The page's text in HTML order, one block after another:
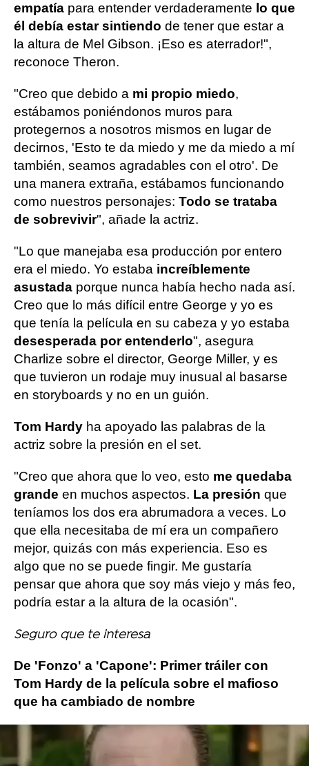
empatía para entender verdaderamente lo que
él debía estar sintiendo de tener que estar a
la altura de Mel Gibson. ¡Eso es aterrador!",
reconoce Theron.
"Creo que debido a mi propio miedo,
estábamos poniéndonos muros para
protegernos a nosotros mismos en lugar de
decirnos, 'Esto te da miedo y me da miedo a mí
también, seamos agradables con el otro'. De
una manera extraña, estábamos funcionando
como nuestros personajes: Todo se trataba
de sobrevivir", añade la actriz.
"Lo que manejaba esa producción por entero
era el miedo. Yo estaba increíblemente
asustada porque nunca había hecho nada así.
Creo que lo más difícil entre George y yo es
que tenía la película en su cabeza y yo estaba
desesperada por entenderlo", asegura
Charlize sobre el director, George Miller, y es
que tuvieron un rodaje muy inusual al basarse
en storyboards y no en un guión.
Tom Hardy ha apoyado las palabras de la
actriz sobre la presión en el set.
"Creo que ahora que lo veo, esto me quedaba
grande en muchos aspectos. La presión que
teníamos los dos era abrumadora a veces. Lo
que ella necesitaba de mí era un compañero
mejor, quizás con más experiencia. Eso es
algo que no se puede fingir. Me gustaría
pensar que ahora que soy más viejo y más feo,
podría estar a la altura de la ocasión".
Seguro que te interesa
De 'Fonzo' a 'Capone': Primer tráiler con
Tom Hardy de la película sobre el mafioso
que ha cambiado de nombre
Mad Max Tom Hardy Charlize